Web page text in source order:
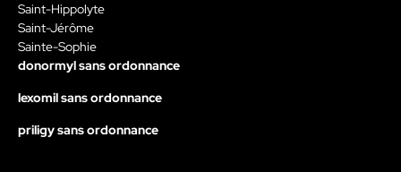
Saint-Hippolyte
Saint-Jérôme
Sainte-Sophie
donormyl sans ordonnance
lexomil sans ordonnance
priligy sans ordonnance